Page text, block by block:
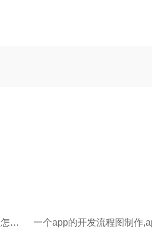
一个app的开发流程图,app的流程图怎么做 一个app的开发流程图制作